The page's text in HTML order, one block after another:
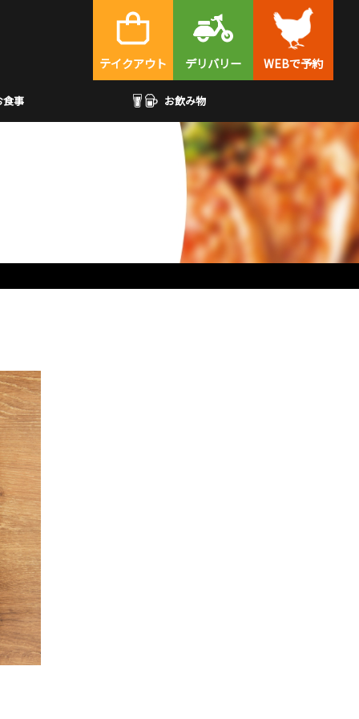
テイクアウト デリバリー WEBで予約
食事 お飲み物